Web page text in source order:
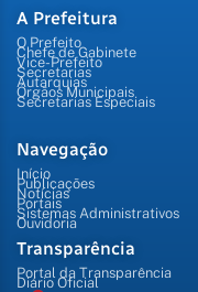
A Prefeitura
O Prefeito
Chefe de Gabinete
Vice-Prefeito
Secretarias
Autarquias
Órgãos Municipais
Secretarias Especiais
Navegação
Início
Publicações
Notícias
Portais
Sistemas Administrativos
Ouvidoria
Transparência
Portal da Transparência
Diário Oficial